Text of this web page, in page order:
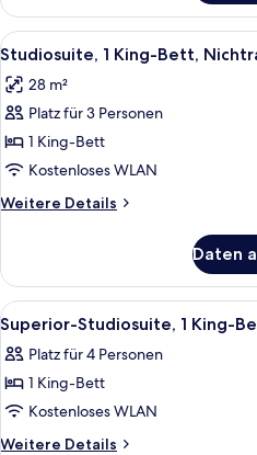
Zimmer,
2 Queen-
Betten,
Alle
Fotos
für
Studiosuite,
1 King-
Bett,
Nichtraucher
anzeigen
9
Studiosuite, 1 King-Bett,
28 m²
Platz für 3 Personen
1 King-Bett
Kostenloses WLAN
Weitere Details
Weitere
1 King-
Bett,
Nichtraucher
Daten
Alle
Fotos
für
Superior-
Studiosuite,
1 King-
5
Superior-Studiosuite, 1 King-
Platz für 4 Personen
1 King-Bett
Kostenloses WLAN
Weitere Details
Weitere